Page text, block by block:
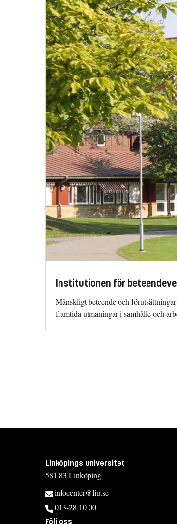
Institutionen för
Mänskligt beteende och
framtida utmaningar i samhälle och
Linköpings universitet
581 83 Linköping
infocenter@liu.se
013-28 10 00
Följ oss